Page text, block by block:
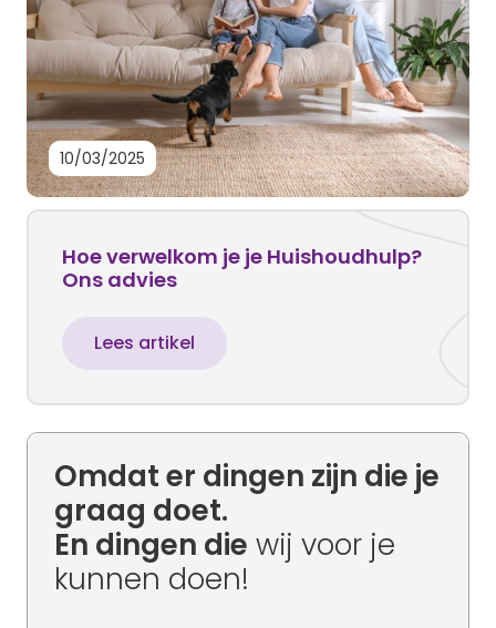
10/03/2025
Hoe verwelkom je je Huishoudhulp?
Ons advies
Lees artikel
Omdat er dingen zijn die je
graag doet.
En dingen die wij voor je
kunnen doen!